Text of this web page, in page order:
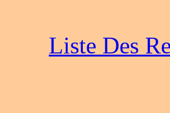
Liste Des